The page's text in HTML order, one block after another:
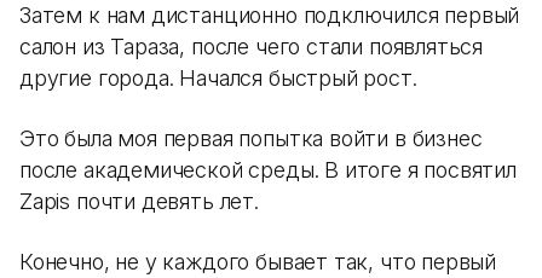
Затем к нам дистанционно подключился первый
салон из Тараза, после чего стали появляться
другие города. Начался быстрый рост.
Это была моя первая попытка войти в бизнес
после академической среды. В итоге я посвятил
Zapis почти девять лет.
Конечно, не у каждого бывает так, что первый